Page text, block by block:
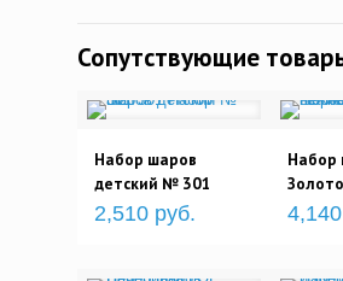
Сопутствующие
Набор шаров
детский № 301
2,510 руб.